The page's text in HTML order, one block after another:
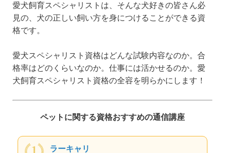
愛犬飼育スペシャリストは、そんな犬好きの皆さん必
見の、犬の正しい飼い方を身につけることができる資
格です。
愛犬スペシャリスト資格はどんな試験内容なのか。合
格率はどのくらいなのか。仕事には活かせるのか。愛
犬飼育スペシャリスト資格の全容を明らかにします！
ペットに関する資格おすすめの通信講座
ラーキャリ